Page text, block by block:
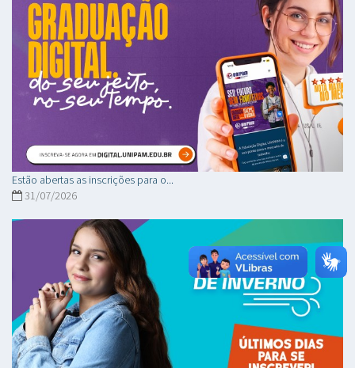
Estão abertas as inscrições para o...
31/07/2026